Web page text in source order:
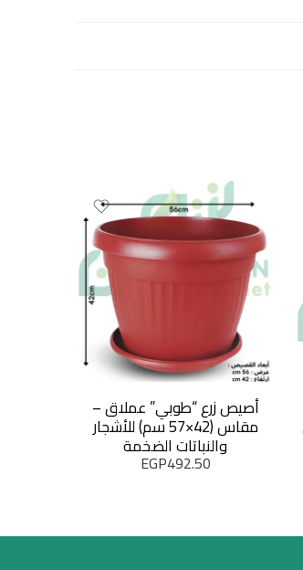
أصيص زرع “طوبي” عملاق –
مقاس (42×57 سم) للأشجار
والنباتات الضخمة
EGP492.50